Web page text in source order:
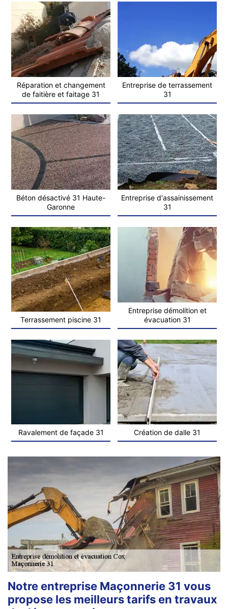
Réparation et changement
de faitière et faitage 31
Entreprise de terrassement
31
Béton désactivé 31 Haute-
Garonne
Entreprise d'assainissement
31
Terrassement piscine 31
Entreprise démolition et
évacuation 31
Ravalement de façade 31 Création de dalle 31
Notre entreprise Maçonnerie 31 vous
propose les meilleurs tarifs en travaux